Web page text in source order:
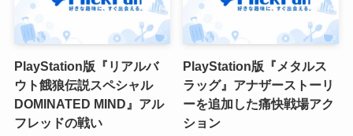
PlayStation版『リアルバ
ウト餓狼伝説スペシャル
DOMINATED MIND』アル
フレッドの戦い
PlayStation版『メタルス
ラッグ』アナザーストーリ
ーを追加した痛快戦場アク
ション